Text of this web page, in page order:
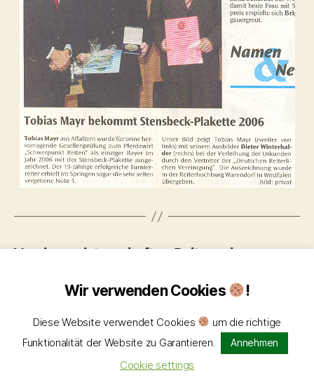
Vereinsmeisterschaften Reit- und
Wir verwenden Cookies !
Diese Website verwendet Cookies
um die richtige
Funktionalität der Website zu Garantieren.
Annehmen
Cookie settings